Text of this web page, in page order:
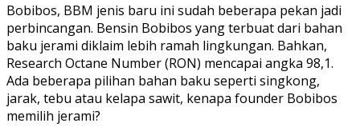
Bobibos, BBM jenis baru ini sudah beberapa pekan jadi
perbincangan. Bensin Bobibos yang terbuat dari bahan
baku jerami diklaim lebih ramah lingkungan. Bahkan,
Research Octane Number (RON) mencapai angka 98,1.
Ada beberapa pilihan bahan baku seperti singkong,
jarak, tebu atau kelapa sawit, kenapa founder Bobibos
memilih jerami?